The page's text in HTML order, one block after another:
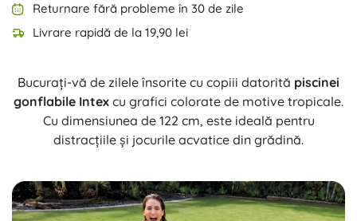
Returnare fără probleme în 30 de zile
Livrare rapidă de la 19,90 lei
Bucurați-vă de zilele însorite cu copiii datorită piscinei
gonflabile Intex cu grafici colorate de motive tropicale.
Cu dimensiunea de 122 cm, este ideală pentru
distracțiile și jocurile acvatice din grădină.